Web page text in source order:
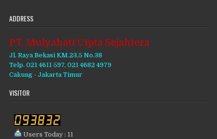
ADDRESS
PT. Mulyahati Cipta Sejahtera
Jl. Raya Bekasi KM.23,5 No.38
Telp. 021 4611 597, 021 4682 4979
Cakung - Jakarta Timur
VISITOR
Users Today : 11